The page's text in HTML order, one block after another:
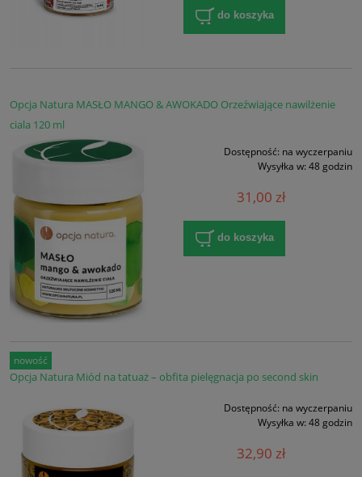
do koszyka
Opcja Natura MASŁO MANGO & AWOKADO Orzeźwiające nawilżenie
ciala 120 ml
Dostępność: na wyczerpaniu
Wysyłka w: 48 godzin
31,00 zł
do koszyka
Opcja Natura Miód na tatuaż – obfita pielęgnacja po second skin
Dostępność: na wyczerpaniu
Wysyłka w: 48 godzin
32,90 zł
nowość